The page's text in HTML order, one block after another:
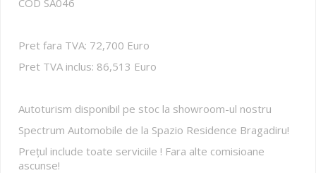
Pret fara TVA: 72,700 Euro
Pret TVA inclus: 86,513 Euro
Autoturism disponibil pe stoc la showroom-ul nostru
Spectrum Automobile de la Spazio Residence Bragadiru!
Prețul include toate serviciile ! Fara alte comisioane
ascunse!